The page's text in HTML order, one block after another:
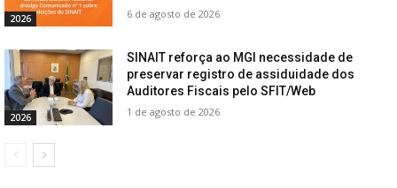
2026 6 de agosto de 2026
2026
SINAIT reforça ao MGI necessidade de
preservar registro de assiduidade dos
Auditores Fiscais pelo SFIT/Web
1 de agosto de 2026